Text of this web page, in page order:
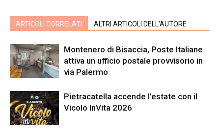
ARTICOLI CORRELATI ALTRI ARTICOLI DELL'AUTORE
Montenero di Bisaccia, Poste Italiane
attiva un ufficio postale provvisorio in
via Palermo
Pietracatella accende l’estate con il
Vicolo InVita 2026